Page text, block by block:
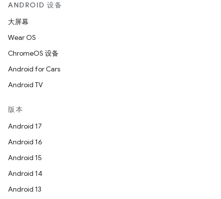
ANDROID 设备
大屏幕
Wear OS
ChromeOS 设备
Android for Cars
Android TV
版本
Android 17
Android 16
Android 15
Android 14
Android 13